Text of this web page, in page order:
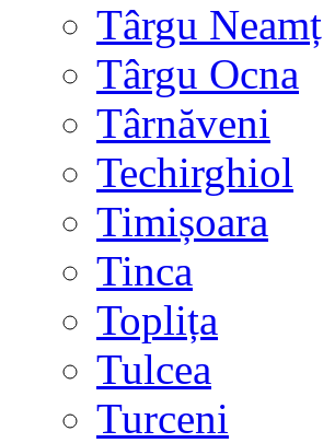
Târgu Neamț
Târgu Ocna
Târnăveni
Techirghiol
Timișoara
Tinca
Toplița
Tulcea
Turceni